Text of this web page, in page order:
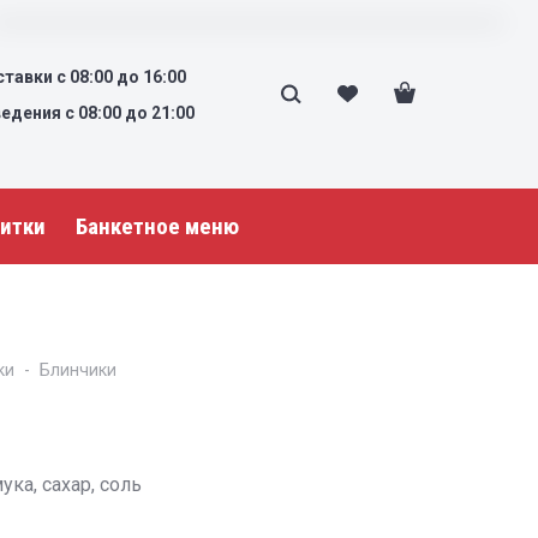
с 08:00 до 16:00
с 08:00 до 21:00
Банкетное меню
Блинчики
сахар, соль